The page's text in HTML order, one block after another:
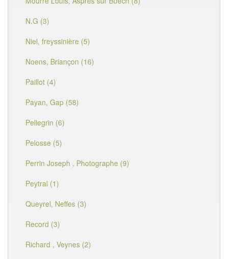
N.G (3)
Niel, freyssinière (5)
Noens, Briançon (16)
Paillot (4)
Payan, Gap (58)
Pellegrin (6)
Pelosse (5)
Perrin Joseph , Photographe (9)
Peytral (1)
Queyrel, Neffes (3)
Record (3)
Richard , Veynes (2)